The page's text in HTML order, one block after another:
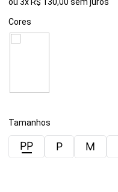
Cores
Tamanhos
PP P M